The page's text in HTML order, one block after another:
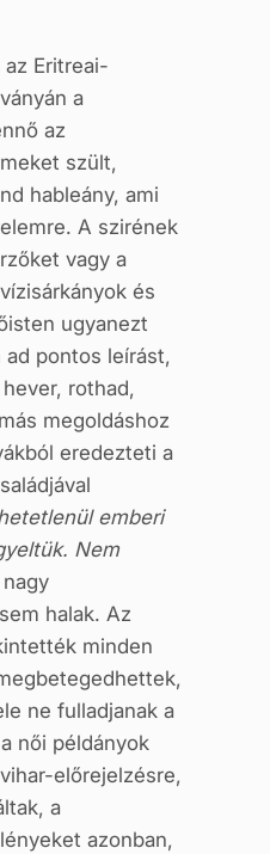
Eritreai-
a
az
szült,
hableány, ami
A szirének
vagy a
és
ugyanezt
pontos leírást,
rothad,
megoldáshoz
eredezteti a
emberi
Nem
halak. Az
minden
ne fulladjanak a
női példányok
előrejelzésre,
a
azonban,